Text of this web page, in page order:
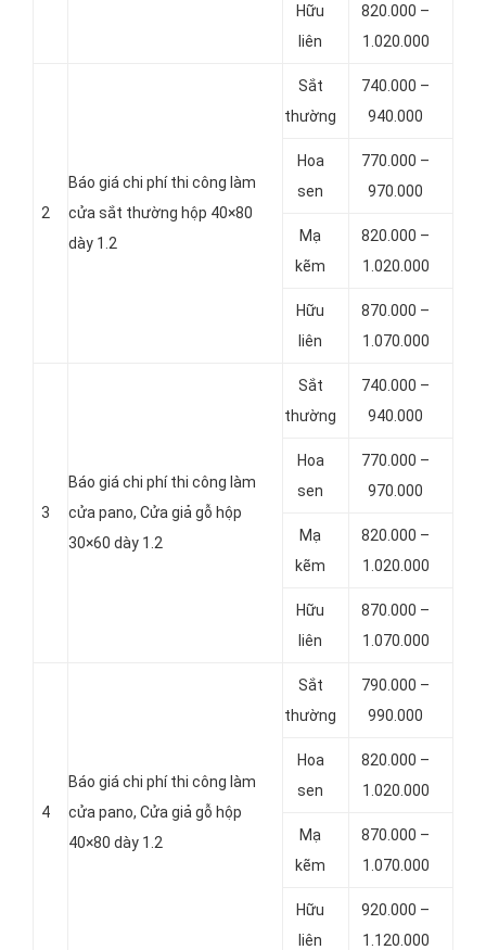
Hữu
liên
820.000 –
1.020.000
2
Báo giá chi phí thi công làm
cửa sắt thường hộp 40×80
dày 1.2
Sắt
thường
740.000 –
940.000
Hoa
sen
770.000 –
970.000
Mạ
kẽm
820.000 –
1.020.000
Hữu
liên
870.000 –
1.070.000
3
Báo giá chi phí thi công làm
cửa pano, Cửa giả gỗ hộp
30×60 dày 1.2
Sắt
thường
740.000 –
940.000
Hoa
sen
770.000 –
970.000
Mạ
kẽm
820.000 –
1.020.000
Hữu
liên
870.000 –
1.070.000
4
Báo giá chi phí thi công làm
cửa pano, Cửa giả gỗ hộp
40×80 dày 1.2
Sắt
thường
790.000 –
990.000
Hoa
sen
820.000 –
1.020.000
Mạ
kẽm
870.000 –
1.070.000
Hữu
liên
920.000 –
1.120.000